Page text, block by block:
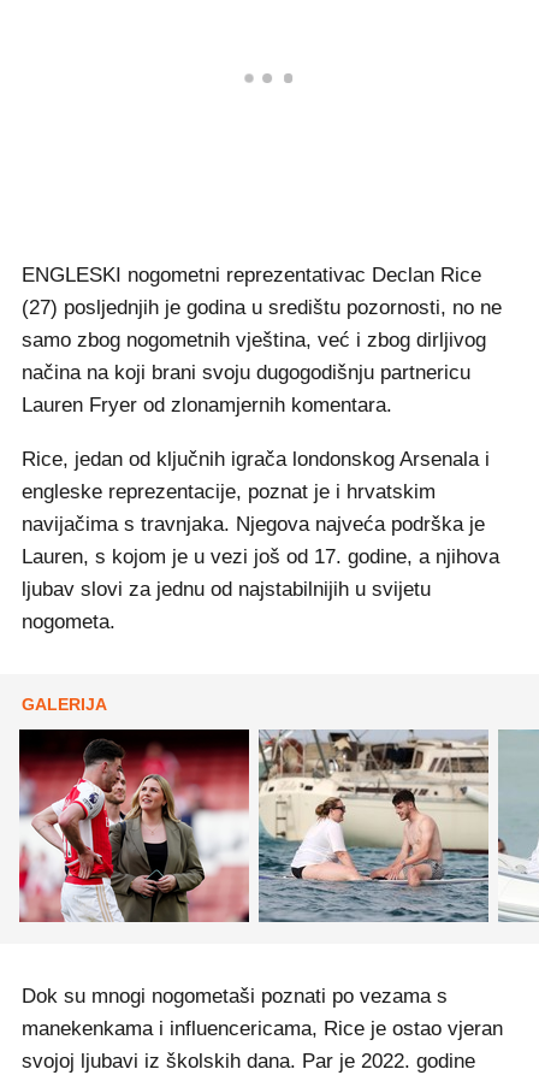
ENGLESKI nogometni reprezentativac Declan Rice
(27) posljednjih je godina u središtu pozornosti, no ne
samo zbog nogometnih vještina, već i zbog dirljivog
načina na koji brani svoju dugogodišnju partnericu
Lauren Fryer od zlonamjernih komentara.
Rice, jedan od ključnih igrača londonskog Arsenala i
engleske reprezentacije, poznat je i hrvatskim
navijačima s travnjaka. Njegova najveća podrška je
Lauren, s kojom je u vezi još od 17. godine, a njihova
ljubav slovi za jednu od najstabilnijih u svijetu
nogometa.
GALERIJA
Dok su mnogi nogometaši poznati po vezama s
manekenkama i influencericama, Rice je ostao vjeran
svojoj ljubavi iz školskih dana. Par je 2022. godine